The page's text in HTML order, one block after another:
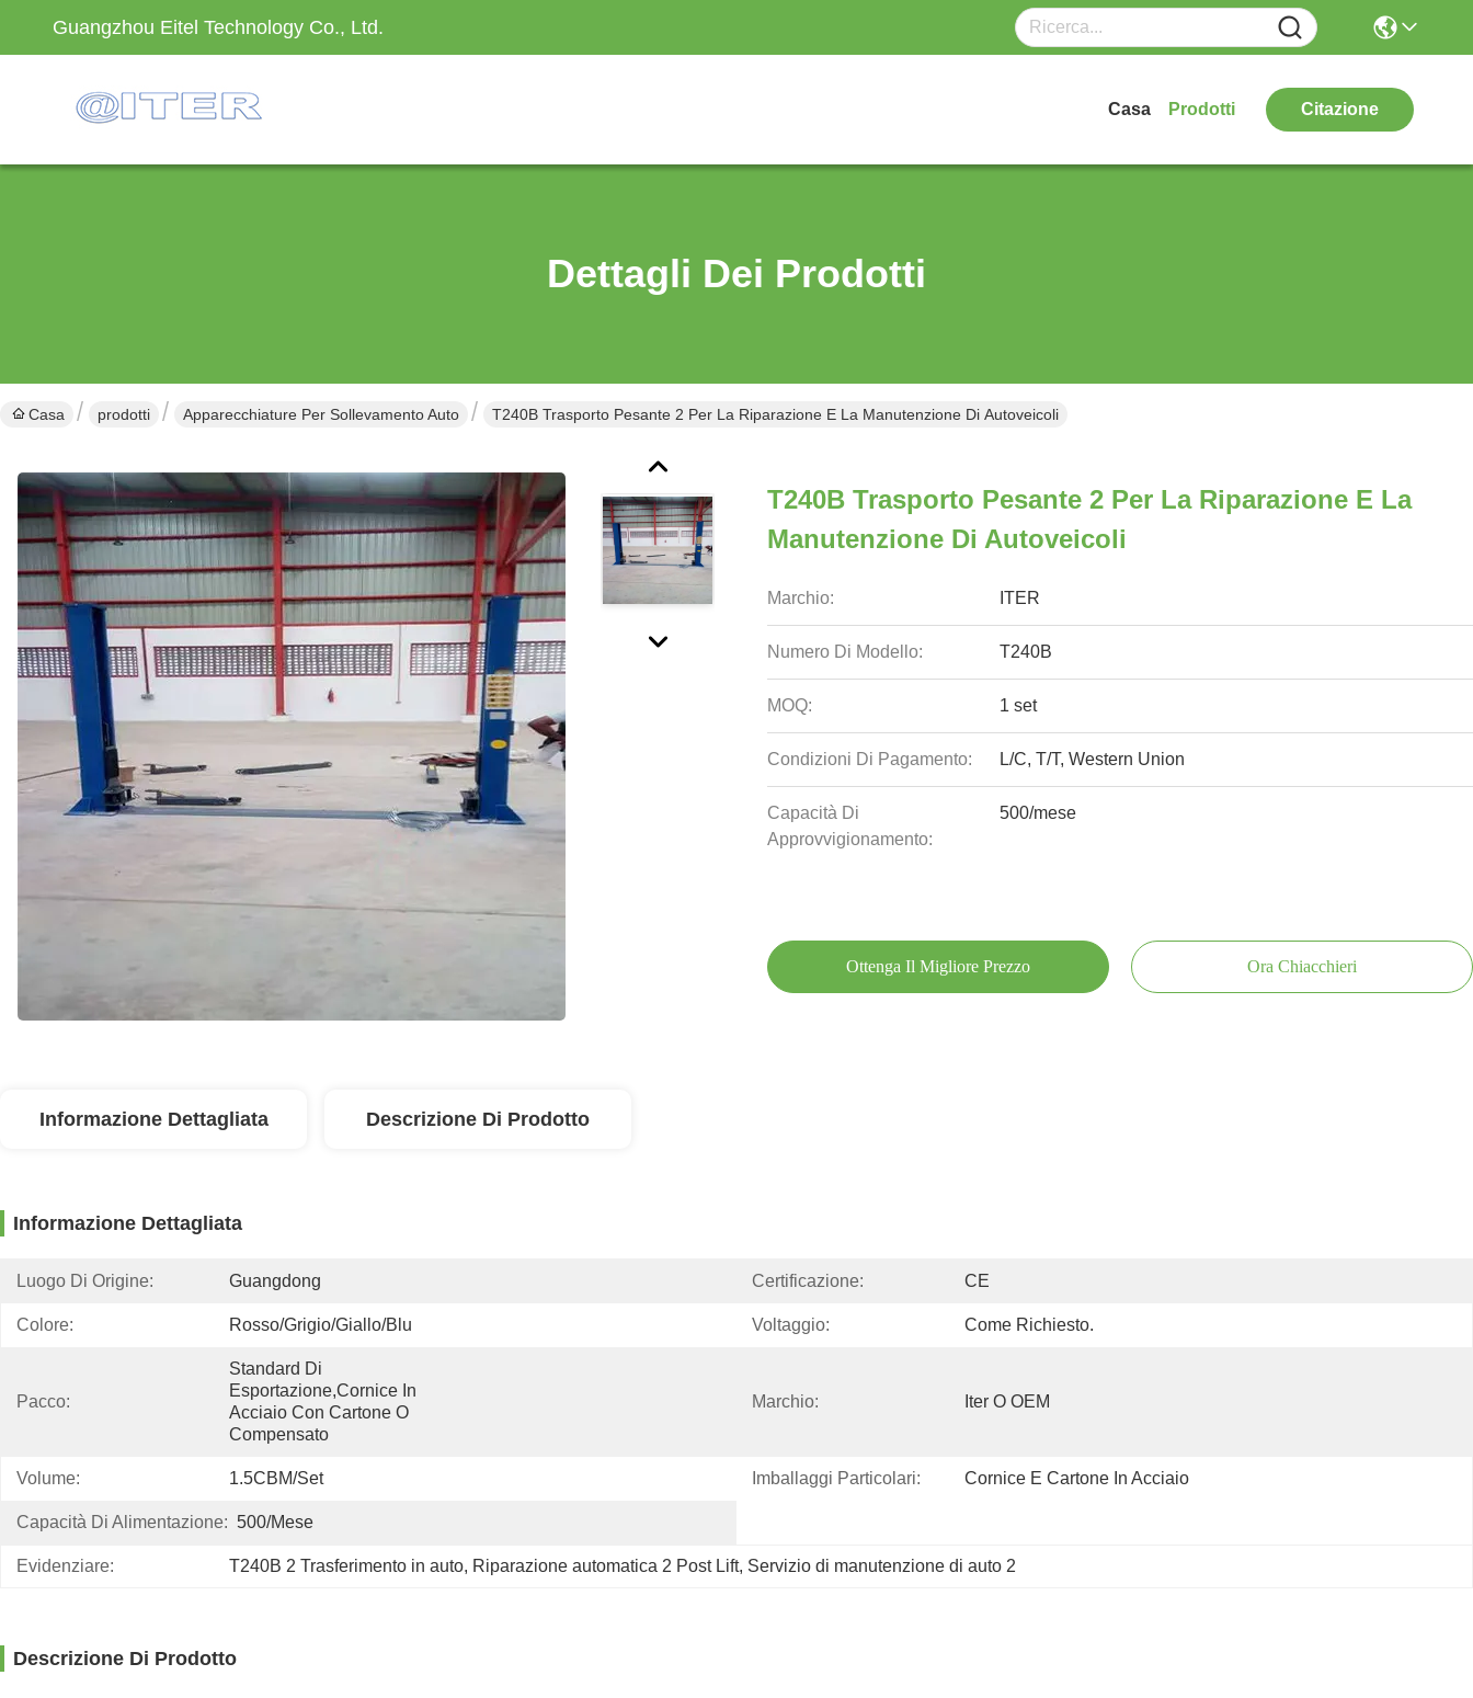
Guangzhou Eitel Technology Co., Ltd.
Casa Prodotti Citazione
Dettagli Dei Prodotti
Casa prodotti Apparecchiature Per Sollevamento Auto T240B Trasporto Pesante 2 Per La Riparazione E La Manutenzione Di Autoveicoli
T240B Trasporto Pesante 2 Per La Riparazione E La
Manutenzione Di Autoveicoli
Marchio: ITER
Numero Di Modello: T240B
MOQ: 1 set
Condizioni Di Pagamento: L/C, T/T, Western Union
Capacità Di
Approvvigionamento:
500/mese
Ottenga Il Migliore Prezzo Ora Chiacchieri
Informazione Dettagliata Descrizione Di Prodotto
Informazione Dettagliata
Luogo Di Origine: Guangdong Certificazione: CE
Colore: Rosso/grigio/giallo/blu Voltaggio: Come Richiesto.
Pacco:
Standard Di
Esportazione,cornice In
Acciaio Con Cartone O
Compensato
Marchio: Iter O OEM
Volume: 1.5CBM/set Imballaggi Particolari: Cornice E Cartone In Acciaio
Capacità Di Alimentazione: 500/mese
Evidenziare: T240B 2 Trasferimento in auto, Riparazione automatica 2 Post Lift, Servizio di manutenzione di auto 2
Descrizione Di Prodotto